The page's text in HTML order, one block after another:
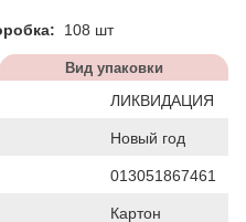
108 шт
Вид упаковки
ЛИКВИДАЦИЯ
Новый год
013051867461
Картон